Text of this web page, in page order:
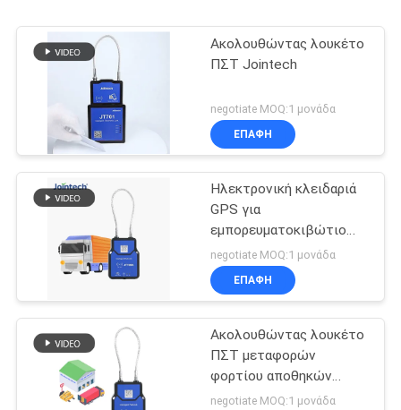
Ακολουθώντας λουκέτο
ΠΣΤ Jointech
negotiate MOQ:1 μονάδα
ΕΠΑΦΉ
Ηλεκτρονική κλειδαριά
GPS για
εμπορευματοκιβώτιο
φορτηγών
negotiate MOQ:1 μονάδα
ΕΠΑΦΉ
Ακολουθώντας λουκέτο
ΠΣΤ μεταφορών
φορτίου αποθηκών
εμπορευμάτων
negotiate MOQ:1 μονάδα